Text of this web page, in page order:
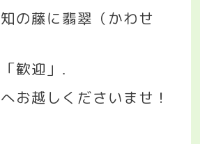
の藤に翡翠（かわせ
歓迎」 .
お越しくださいませ！